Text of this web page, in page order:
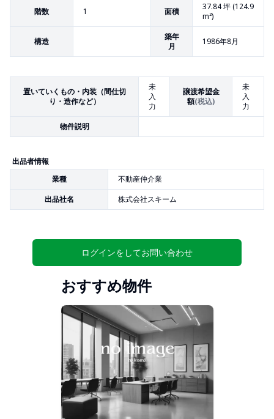
階数 1 面積 37.84坪 (124.9
m²)
構造
築年
月
1986年8月
置いていくもの・内装（間仕切
り・造作など）
未
入
力
譲渡希望金
額(税込)
未
入
力
物件説明
出品者情報
業種
不動産仲介業
出品社名
株式会社スキーム
ログインをしてお問い合わせ
おすすめ物件